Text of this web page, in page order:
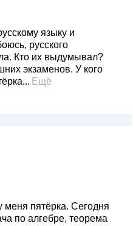
языку и
русского
Кто их выдумывал?
экзаменов. У кого
Ещё
меня пятёрка. Сегодня
по алгебре, теорема